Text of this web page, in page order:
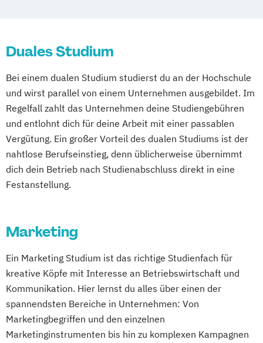
Duales Studium
Bei einem dualen Studium studierst du an der Hochschule
und wirst parallel von einem Unternehmen ausgebildet. Im
Regelfall zahlt das Unternehmen deine Studiengebühren
und entlohnt dich für deine Arbeit mit einer passablen
Vergütung. Ein großer Vorteil des dualen Studiums ist der
nahtlose Berufseinstieg, denn üblicherweise übernimmt
dich dein Betrieb nach Studienabschluss direkt in eine
Festanstellung.
Marketing
Ein Marketing Studium ist das richtige Studienfach für
kreative Köpfe mit Interesse an Betriebswirtschaft und
Kommunikation. Hier lernst du alles über einen der
spannendsten Bereiche in Unternehmen: Von
Marketingbegriffen und den einzelnen
Marketinginstrumenten bis hin zu komplexen Kampagnen